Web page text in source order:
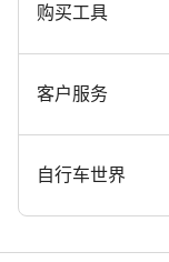
在 Canyon 工作
Canyon 新闻发布
条款和条件
法律披露
新闻和故事
提示和建议
Canyon Home
会员礼遇
购买工具
找到您梦寐以求
现货自行车
找到您的
客户服务
支持中心
服务网点
自行车世界
公路车